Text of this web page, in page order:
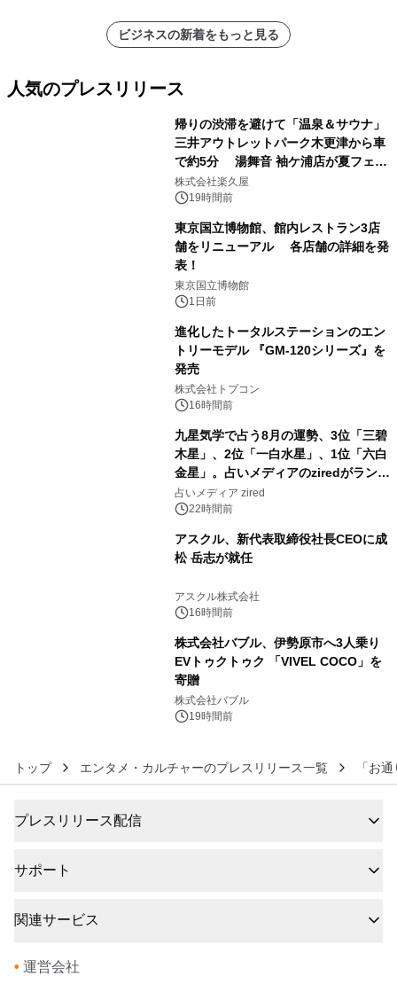
ビジネスの新着をもっと見る
人気のプレスリリース
帰りの渋滞を避けて「温泉＆サウナ」
三井アウトレットパーク木更津から車
で約5分 湯舞音 袖ケ浦店が夏フェア
メニューを提供
株式会社楽久屋
19時間前
東京国立博物館、館内レストラン3店
舗をリニューアル 各店舗の詳細を発
表！
東京国立博物館
1日前
進化したトータルステーションのエン
トリーモデル 『GM-120シリーズ』を
発売
株式会社トプコン
16時間前
九星気学で占う8月の運勢、3位「三碧
木星」、2位「一白水星」、1位「六白
金星」。占いメディアのziredがランキ
ングを発表
占いメディア zired
22時間前
アスクル、新代表取締役社長CEOに成
松 岳志が就任
アスクル株式会社
16時間前
株式会社バブル、伊勢原市へ3人乗り
EVトゥクトゥク 「VIVEL COCO」を
寄贈
株式会社バブル
19時間前
トップ エンタメ・カルチャーのプレスリリース一覧 「お
プレスリリース配信
サポート
関連サービス
• 運営会社